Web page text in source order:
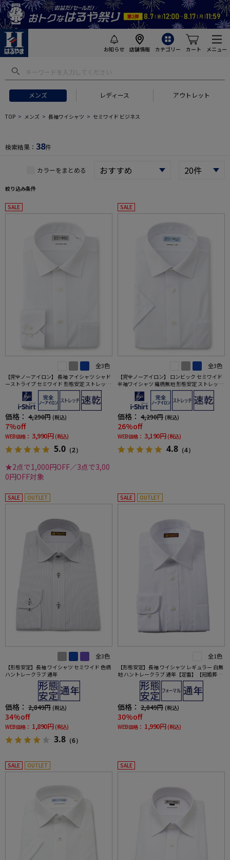
お知らせ 店舗情報 カテゴリー カート メニュー
メンズ レディース アウトレット
フトにおすすめ #セットアップ スーツ
TOP メンズ 長袖ワイシャツ セミワイド ビジネス
検索結果： 38件
カラーをまとめる
絞り込み条件
SALE
全3色
【完全ノーアイロン】 長袖 アイシャツ シャド
ーストライプ セミワイド 形態安定 ストレッチ
吸汗速乾 ワイシャツ 通年
価格： 4,290円 (税込)
7%off
WEB価格： 3,990円 (税込)
5.0 （2）
★2点で1,000円OFF／3点で3,00
0円OFF対象
SALE
全3色
【完全ノーアイロン】 ロンビック セミワイド
半袖ワイシャツ 織柄無地 形態安定 ストレッチ
吸汗速乾 ワイシャツ 春夏
価格： 4,290円 (税込)
26%off
WEB価格： 3,190円 (税込)
4.8 （4）
SALE OUTLET
全3色
【形態安定】長袖 ワイシャツ セミワイド 色柄
ハントレークラブ 通年
価格： 2,849円 (税込)
34%off
WEB価格： 1,890円 (税込)
3.8 （6）
SALE OUTLET
全1色
【形態安定】長袖 ワイシャツ レギュラー 白無
地 ハントレークラブ 通年【定番】【冠婚葬祭/
リクルート使用可】
価格： 2,849円 (税込)
30%off
WEB価格： 1,990円 (税込)
SALE OUTLET SALE